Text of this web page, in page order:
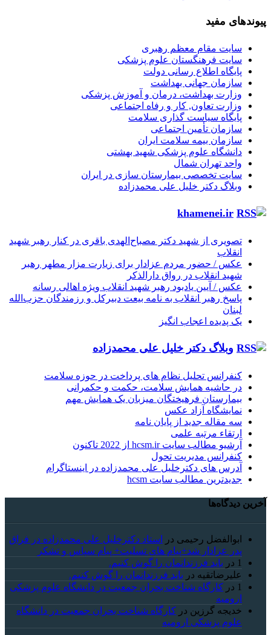
پیوندهای مفید
سایت مقام معظم رهبری
سایت فرهنگستان علوم پزشکی
پایگاه اطلاع رسانی دولت
سازمان جهانی بهداشت
وزارت بهداشت، درمان و آموزش پزشکی
وزارت تعاون, کار و رفاه اجتماعی
پایگاه سیاست گذاری سلامت
سازمان تأمین اجتماعی
سازمان بیمه سلامت ایران
دانشگاه علوم پزشکی شهید بهشتی
واحد تهران شمال
سایت تخصصی بیمارستان سازی در ایران
وبلاگ دکتر خلیل علی محمدزاده
khamenei.ir
تصویری از شهید دکتر مصباح‌الهدی باقری در کنار رهبر شهید
انقلاب
عکس / حضور مردم عزادار برای زیارت مزار مطهر رهبر
شهید انقلاب در رواق دارالذکر
عکس / آیین یادبود رهبر شهید انقلاب ویژه اهالی رسانه
پاسخ رهبر انقلاب به نامه بیعت دبیرکل و رزمندگان حزب‌الله
لبنان
یک پدیده اعجاب انگیز
وبلاگ دکتر خلیل علی محمدزاده
کنفرانس تحلیل نظام های پرداخت در حوزه سلامت
در حاشیه همایش سلامت، حکمت و حکمرانی
بیمارستان فرهیختگان میزبان یک همایش مهم
نمایشگاه آزاد عکس
سه مقاله جدید از پایان نامه
ارتقاء مرتبه علمی
آرشیو مطالب سایت hcsm.ir از 2022 تاکنون
کنفرانس مدیریت تحول
آدرس های دکترخلیل علی محمدزاده در اینستاگرام
جدیدترین مطالب سایت hcsm
آخرین دیدگاه‌ها
ابوالفضل رحیمی در
استاد دکترخلیل علی محمدزاده در فراق
پدر عزادار شد+پیام های تسلیت+ پیام سپاس و تشکر
1 در باید فرزندانمان را گوش کنیم.
علیرضاتقیه در باید فرزندانمان را گوش کنیم.
1 در کارگاه شناخت بحران جمعیت در دانشگاه علوم پزشکی
ارومیه
خديجه گرزین در کارگاه شناخت بحران جمعیت در دانشگاه
علوم پزشکی ارومیه